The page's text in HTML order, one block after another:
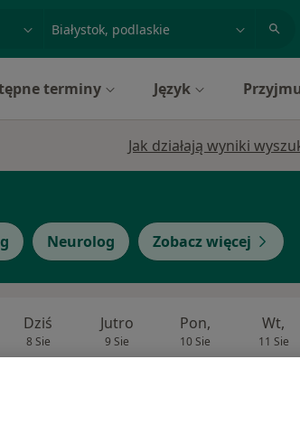
terminy Język
Jak działają wyniki
Neurolog Zobacz więcej
Dziś
8 Sie
Jutro
9 Sie
Pon,
10 Sie
Wt,
11 Sie